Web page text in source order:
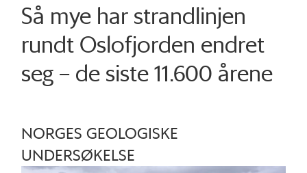
Så mye har strandlinjen
rundt Oslofjorden endret
seg – de siste 11.600 årene
NORGES GEOLOGISKE
UNDERSØKELSE